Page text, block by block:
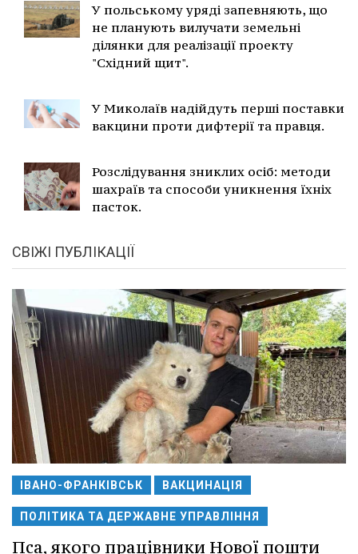
У польському уряді запевняють, що
не планують вилучати земельні
ділянки для реалізації проекту
"Східний щит".
У Миколаїв надійдуть перші поставки
вакцини проти дифтерії та правця.
Розслідування зниклих осіб: методи
шахраїв та способи уникнення їхніх
пасток.
СВІЖІ ПУБЛІКАЦІЇ
ІВАНО-ФРАНКІВСЬК ВАКЦИНАЦІЯ
ПОЛІТИКА ТА ДЕРЖАВНЕ УПРАВЛІННЯ
Пса, якого працівники Нової пошти